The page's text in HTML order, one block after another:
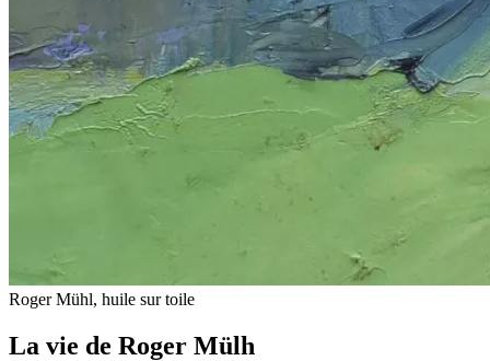
Roger Mühl, huile sur toile
La vie de Roger Mülh